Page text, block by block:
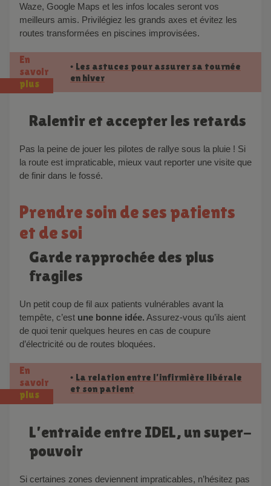
Waze, Google Maps et les infos locales seront vos
meilleurs amis. Privilégiez les grands axes et évitez les
routes transformées en piscines improvisées.
En
savoir
plus
• Les astuces pour assurer sa tournée
en hiver
Ralentir et accepter les retards
Pas la peine de jouer les pilotes de rallye sous la pluie ! Si
la route est impraticable, mieux vaut reporter une visite que
de finir dans le fossé.
Prendre soin de ses patients
et de soi
Garde rapprochée des plus
fragiles
Un petit coup de fil aux patients vulnérables avant la
tempête, c’est une bonne idée. Assurez-vous qu’ils aient
de quoi tenir quelques heures en cas de coupure
d’électricité ou de routes bloquées.
En
savoir
plus
• La relation entre l’infirmière libérale
et son patient
L’entraide entre IDEL, un super-
pouvoir
Si certaines zones deviennent impraticables, n’hésitez pas